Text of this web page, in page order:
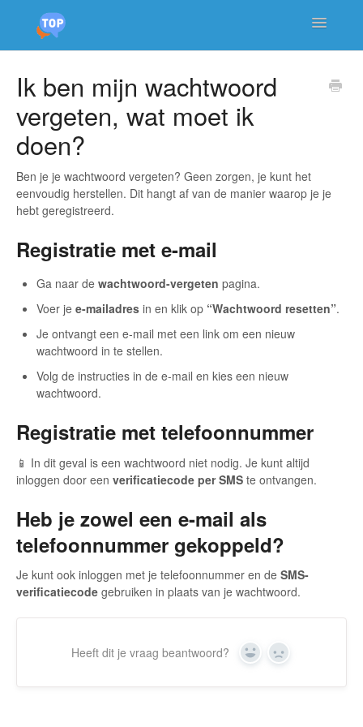
Toggle
Account & Inloggen
Privacy & Veiligheid
Ik ben mijn wachtwoord
vergeten, wat moet ik
doen?
Ben je je wachtwoord vergeten? Geen zorgen, je kunt het
eenvoudig herstellen. Dit hangt af van de manier waarop je je
hebt geregistreerd.
Registratie met e-mail
Ga naar de wachtwoord-vergeten pagina.
Voer je e-mailadres in en klik op “Wachtwoord resetten”.
Je ontvangt een e-mail met een link om een nieuw
wachtwoord in te stellen.
Volg de instructies in de e-mail en kies een nieuw
wachtwoord.
Registratie met telefoonnummer
📱 In dit geval is een wachtwoord niet nodig. Je kunt altijd
inloggen door een verificatiecode per SMS te ontvangen.
Heb je zowel een e-mail als
telefoonnummer gekoppeld?
Je kunt ook inloggen met je telefoonnummer en de SMS-
verificatiecode gebruiken in plaats van je wachtwoord.
Heeft dit je vraag beantwoord? Yes No